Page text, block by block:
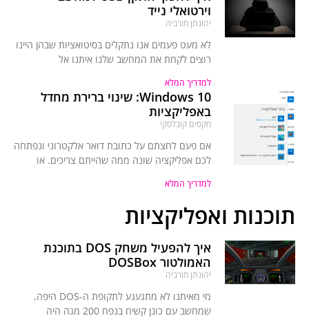
וירטואלי נייד
יהונתן מורביה
לא מעט פעמים אנו נתקלים בסיטואציות שבהן היינו
רוצים לקחת את המחשב שלנו איתנו אל
למדריך המלא
Windows 10: שינוי ברירת מחדל
באפליקציות
מקסים קובלסקי
אם פעם לחצתם על כתובת דואר אלקטרוני ונפתחה
לכם אפליקציה שונה ממה שהייתם צריכים. או
למדריך המלא
תוכנות ואפליקציות
איך להפעיל משחק DOS בתוכנת
האמולטור DOSBox
יהונתן מורביה
מי מאיתנו לא מתגעגע לתקופת ה-DOS היפה,
שמחשב עם כונן קשיח בנפח 200 מגה היה